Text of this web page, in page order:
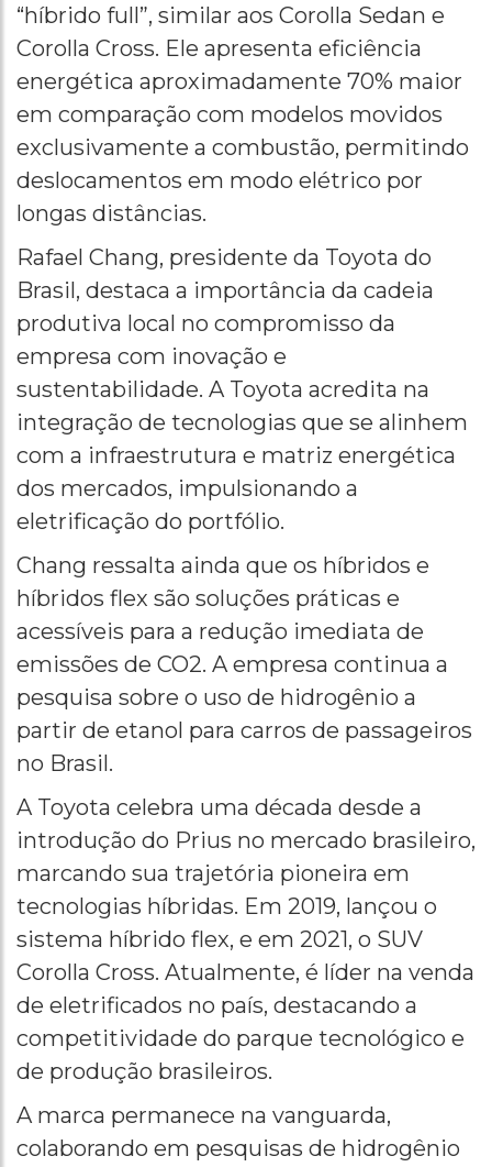
“híbrido full”, similar aos Corolla Sedan e
Corolla Cross. Ele apresenta eficiência
energética aproximadamente 70% maior
em comparação com modelos movidos
exclusivamente a combustão, permitindo
deslocamentos em modo elétrico por
longas distâncias.
Rafael Chang, presidente da Toyota do
Brasil, destaca a importância da cadeia
produtiva local no compromisso da
empresa com inovação e
sustentabilidade. A Toyota acredita na
integração de tecnologias que se alinhem
com a infraestrutura e matriz energética
dos mercados, impulsionando a
eletrificação do portfólio.
Chang ressalta ainda que os híbridos e
híbridos flex são soluções práticas e
acessíveis para a redução imediata de
emissões de CO2. A empresa continua a
pesquisa sobre o uso de hidrogênio a
partir de etanol para carros de passageiros
no Brasil.
A Toyota celebra uma década desde a
introdução do Prius no mercado brasileiro,
marcando sua trajetória pioneira em
tecnologias híbridas. Em 2019, lançou o
sistema híbrido flex, e em 2021, o SUV
Corolla Cross. Atualmente, é líder na venda
de eletrificados no país, destacando a
competitividade do parque tecnológico e
de produção brasileiros.
A marca permanece na vanguarda,
colaborando em pesquisas de hidrogênio